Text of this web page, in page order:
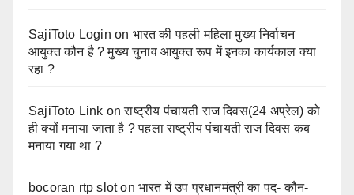
SajiToto Login on भारत की पहली महिला मुख्य निर्वाचन
आयुक्त कौन है ? मुख्य चुनाव आयुक्त रूप में इनका कार्यकाल क्या
रहा ?
SajiToto Link onराष्ट्रीय पंचायती राज दिवस(24 अप्रेल) को
ही क्यों मनाया जाता है ? पहला राष्ट्रीय पंचायती राज दिवस कब
मनाया गया था ?
bocoran rtp slotonभारत में उप प्रधानमंत्री का पद- कौन-